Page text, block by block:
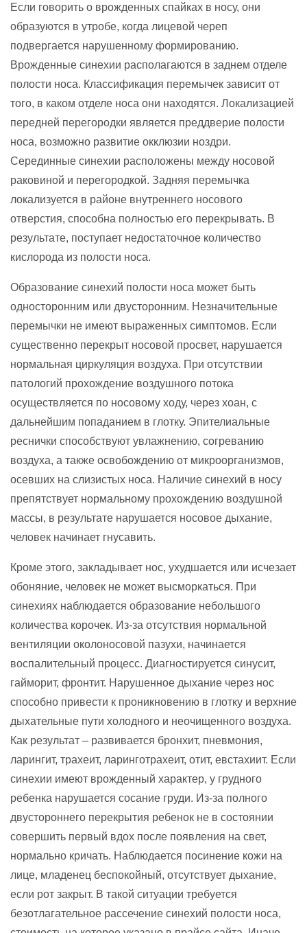
Если говорить о врожденных спайках в носу, они
образуются в утробе, когда лицевой череп
подвергается нарушенному формированию.
Врожденные синехии располагаются в заднем отделе
полости носа. Классификация перемычек зависит от
того, в каком отделе носа они находятся. Локализацией
передней перегородки является преддверие полости
носа, возможно развитие окклюзии ноздри.
Серединные синехии расположены между носовой
раковиной и перегородкой. Задняя перемычка
локализуется в районе внутреннего носового
отверстия, способна полностью его перекрывать. В
результате, поступает недостаточное количество
кислорода из полости носа.
Образование синехий полости носа может быть
односторонним или двусторонним. Незначительные
перемычки не имеют выраженных симптомов. Если
существенно перекрыт носовой просвет, нарушается
нормальная циркуляция воздуха. При отсутствии
патологий прохождение воздушного потока
осуществляется по носовому ходу, через хоан, с
дальнейшим попаданием в глотку. Эпителиальные
реснички способствуют увлажнению, согреванию
воздуха, а также освобождению от микроорганизмов,
осевших на слизистых носа. Наличие синехий в носу
препятствует нормальному прохождению воздушной
массы, в результате нарушается носовое дыхание,
человек начинает гнусавить.
Кроме этого, закладывает нос, ухудшается или исчезает
обоняние, человек не может высморкаться. При
синехиях наблюдается образование небольшого
количества корочек. Из-за отсутствия нормальной
вентиляции околоносовой пазухи, начинается
воспалительный процесс. Диагностируется синусит,
гайморит, фронтит. Нарушенное дыхание через нос
способно привести к проникновению в глотку и верхние
дыхательные пути холодного и неочищенного воздуха.
Как результат – развивается бронхит, пневмония,
ларингит, трахеит, ларинготрахеит, отит, евстахиит. Если
синехии имеют врожденный характер, у грудного
ребенка нарушается сосание груди. Из-за полного
двустороннего перекрытия ребенок не в состоянии
совершить первый вдох после появления на свет,
нормально кричать. Наблюдается посинение кожи на
лице, младенец беспокойный, отсутствует дыхание,
если рот закрыт. В такой ситуации требуется
безотлагательное рассечение синехий полости носа,